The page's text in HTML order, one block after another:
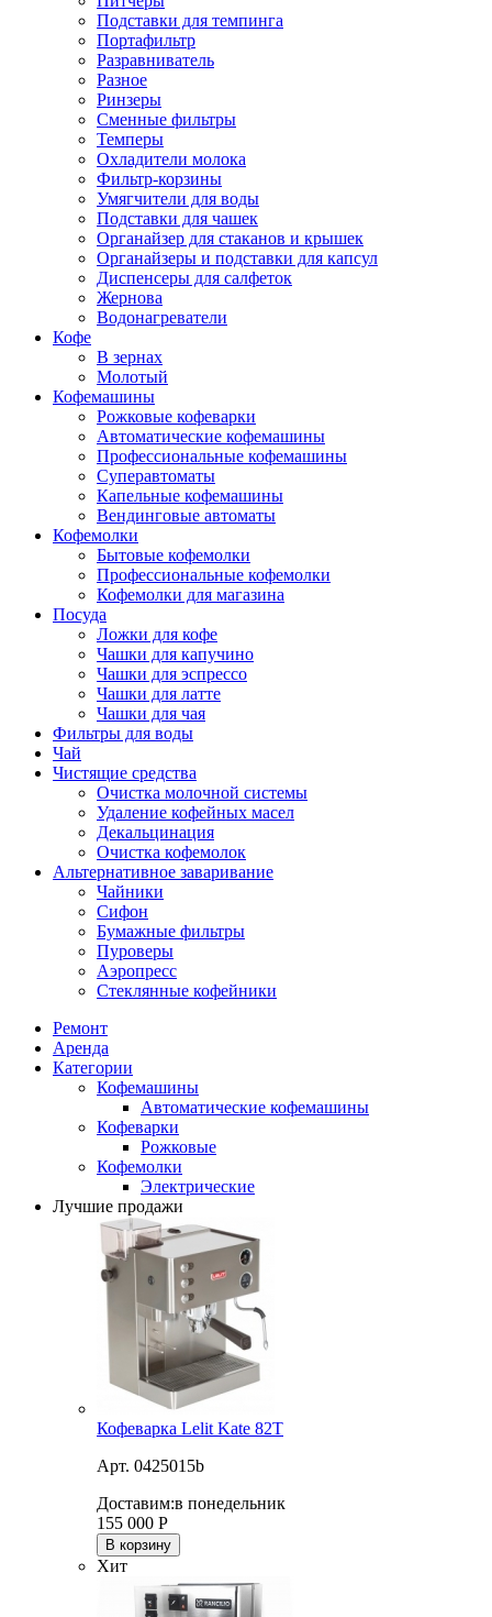
Подставки для темпинга
Портафильтр
Разравниватель
Разное
Ринзеры
Сменные фильтры
Темперы
Охладители молока
Фильтр-корзины
Умягчители для воды
Подставки для чашек
Органайзер для стаканов и крышек
Органайзеры и подставки для капсул
Диспенсеры для салфеток
Жернова
Водонагреватели
Кофе
В зернах
Молотый
Кофемашины
Рожковые кофеварки
Автоматические кофемашины
Профессиональные кофемашины
Суперавтоматы
Капельные кофемашины
Вендинговые автоматы
Кофемолки
Бытовые кофемолки
Профессиональные кофемолки
Кофемолки для магазина
Посуда
Ложки для кофе
Чашки для капучино
Чашки для эспрессо
Чашки для латте
Чашки для чая
Фильтры для воды
Чай
Чистящие средства
Очистка молочной системы
Удаление кофейных масел
Декальцинация
Очистка кофемолок
Альтернативное заваривание
Чайники
Сифон
Бумажные фильтры
Пуроверы
Аэропресс
Стеклянные кофейники
Ремонт
Аренда
Категории
Кофемашины
Автоматические кофемашины
Кофеварки
Рожковые
Кофемолки
Электрические
Лучшие продажи
Кофеварка Lelit Kate 82T
Арт. 0425015b
Доставим:в понедельник
155 000 Р
В корзину
Хит